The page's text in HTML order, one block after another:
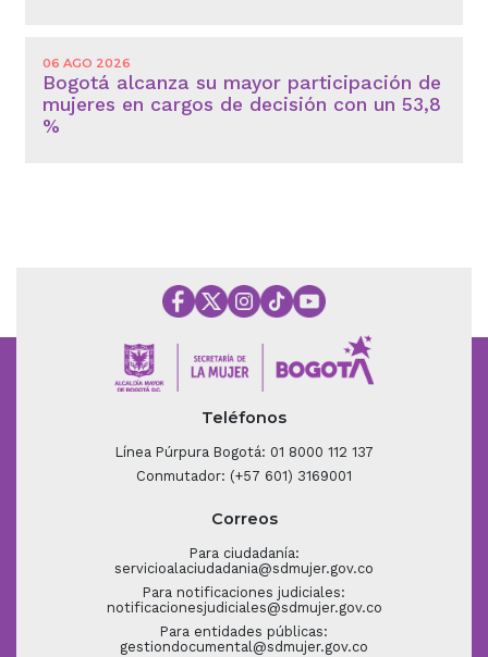
06 AGO 2026
Bogotá alcanza su mayor participación de
mujeres en cargos de decisión con un 53,8
%
Teléfonos
Línea Púrpura Bogotá: 01 8000 112 137
Conmutador: (+57 601) 3169001
Correos
Para ciudadanía:
servicioalaciudadania@sdmujer.gov.co
Para notificaciones judiciales:
notificacionesjudiciales@sdmujer.gov.co
Para entidades públicas:
gestiondocumental@sdmujer.gov.co